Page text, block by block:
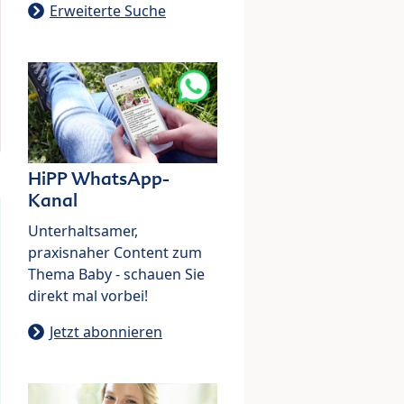
Erweiterte Suche
HiPP WhatsApp-
Kanal
Unterhaltsamer,
praxisnaher Content zum
Thema Baby - schauen Sie
direkt mal vorbei!
Jetzt abonnieren